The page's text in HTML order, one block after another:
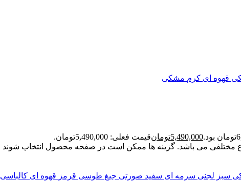
قهوه ای کرم مشکی
5,490,000تومانقیمت فعلی: 5,490,000تومان.
مختلفی می باشد. گزینه ها ممکن است در صفحه محصول انتخاب شوند
سبز لجنی سرمه ای سفید صورتی جیغ طوسی قرمز قهوه ای کالباسی